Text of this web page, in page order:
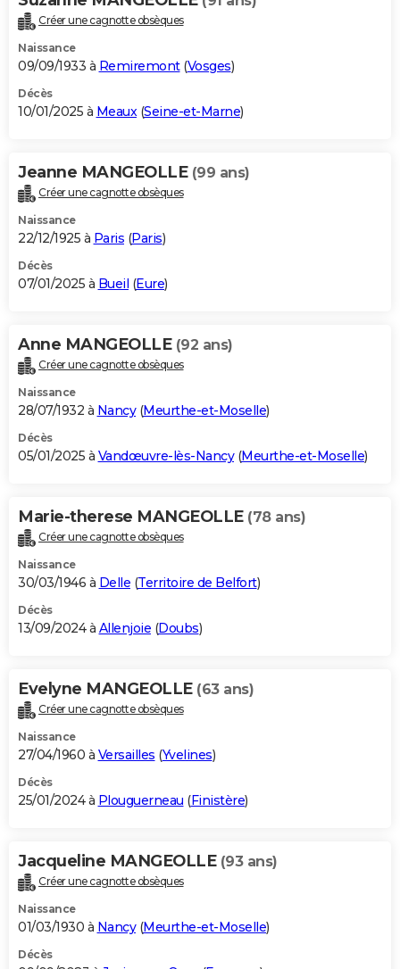
Créer une cagnotte obsèques
Naissance
09/09/1933 à Remiremont(Vosges)
Décès
10/01/2025 à Meaux(Seine-et-Marne)
Jeanne MANGEOLLE (99 ans)
Créer une cagnotte obsèques
Naissance
22/12/1925 à Paris (Paris)
Décès
07/01/2025 à Bueil (Eure)
Anne MANGEOLLE (92 ans)
Créer une cagnotte obsèques
Naissance
28/07/1932 à Nancy(Meurthe-et-Moselle)
Décès
05/01/2025 à Vandœuvre-lès-Nancy(Meurthe-et-Moselle)
Marie-therese MANGEOLLE (78 ans)
Créer une cagnotte obsèques
Naissance
30/03/1946 à Delle (Territoire de Belfort)
Décès
13/09/2024 à Allenjoie (Doubs)
Evelyne MANGEOLLE (63 ans)
Créer une cagnotte obsèques
Naissance
27/04/1960 à Versailles (Yvelines)
Décès
25/01/2024 à Plouguerneau (Finistère)
Jacqueline MANGEOLLE (93 ans)
Créer une cagnotte obsèques
Naissance
01/03/1930 à Nancy(Meurthe-et-Moselle)
Décès